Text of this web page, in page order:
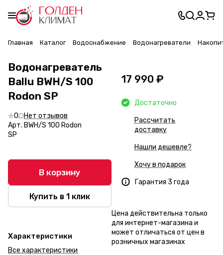
Главная Каталог Водоснабжение Водонагреватели
Водонагреватель
Ballu BWH/S 100
Rodon SP
0
Нет отзывов
Арт. BWH/S 100 Rodon
SP
В корзину
Купить в 1 клик
Характеристики
Все характеристики
17 990 ₽
Достаточно
Рассчитать
доставку
Нашли дешевле?
Хочу в подарок
Гарантия 3 года
Цена действительна только
для интернет-магазина и
может отличаться от цен в
розничных магазинах